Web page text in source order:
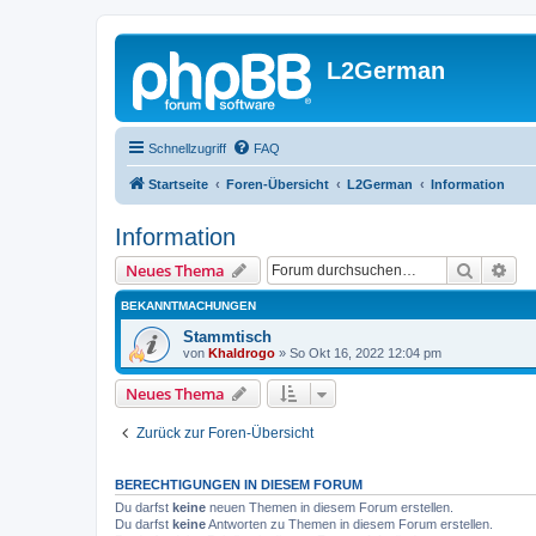
L2German
Schnellzugriff FAQ
Startseite Foren-Übersicht L2German Information
Information
Neues Thema Suche
BEKANNTMACHUNGEN
Stammtisch
von Khaldrogo » So Okt 16, 2022 12:04 pm
Neues Thema
Zurück zur Foren-Übersicht
BERECHTIGUNGEN IN DIESEM FORUM
Du darfst keine neuen Themen in diesem Forum erstellen.
Du darfst keineAntworten zu Themen in diesem Forum erstellen.